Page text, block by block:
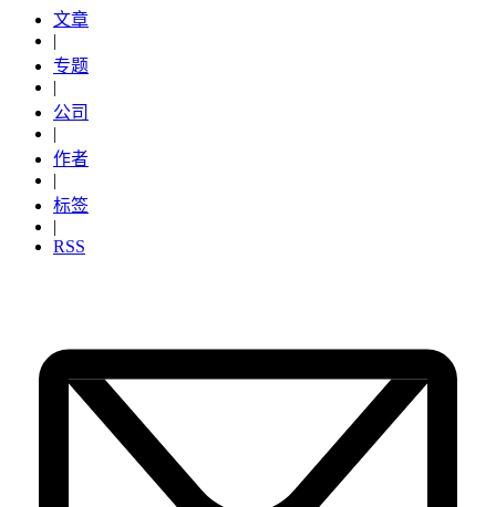
文章
|
专题
|
公司
|
作者
|
标签
|
RSS